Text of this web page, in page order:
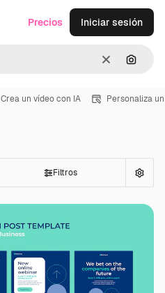
Borrar
Precios Iniciar sesión
Crea un vídeo con IA Personaliza
Filtros